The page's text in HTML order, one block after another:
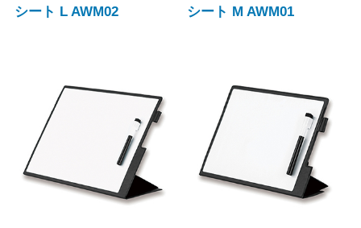
シート L AWM02
シート M AWM01